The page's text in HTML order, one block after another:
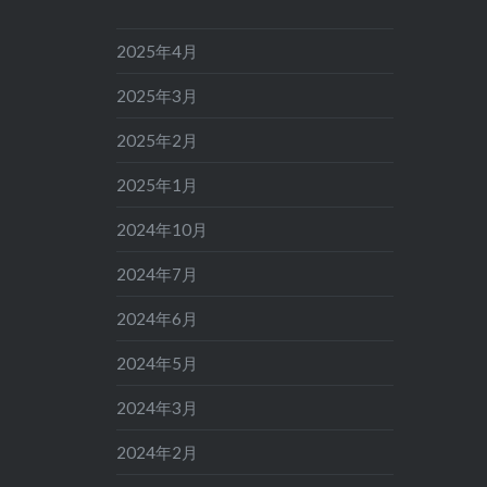
2025年4月
2025年3月
2025年2月
2025年1月
2024年10月
2024年7月
2024年6月
2024年5月
2024年3月
2024年2月